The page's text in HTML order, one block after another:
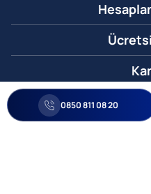
0850 811 08 20
0850 811 08 20